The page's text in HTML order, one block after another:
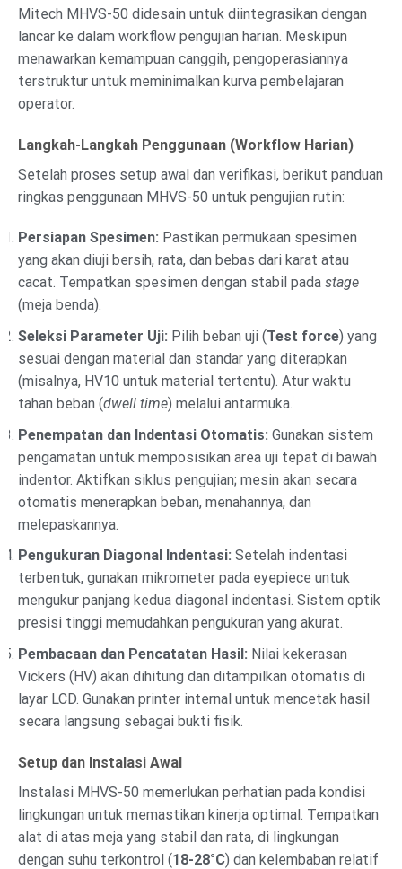
Mitech MHVS-50 didesain untuk diintegrasikan dengan
lancar ke dalam workflow pengujian harian. Meskipun
menawarkan kemampuan canggih, pengoperasiannya
terstruktur untuk meminimalkan kurva pembelajaran
operator.
Langkah-Langkah Penggunaan (Workflow Harian)
Setelah proses setup awal dan verifikasi, berikut panduan
ringkas penggunaan MHVS-50 untuk pengujian rutin:
Persiapan Spesimen: Pastikan permukaan spesimen
yang akan diuji bersih, rata, dan bebas dari karat atau
cacat. Tempatkan spesimen dengan stabil pada stage
(meja benda).
Seleksi Parameter Uji: Pilih beban uji (Test force) yang
sesuai dengan material dan standar yang diterapkan
(misalnya, HV10 untuk material tertentu). Atur waktu
tahan beban (dwell time) melalui antarmuka.
Penempatan dan Indentasi Otomatis: Gunakan sistem
pengamatan untuk memposisikan area uji tepat di bawah
indentor. Aktifkan siklus pengujian; mesin akan secara
otomatis menerapkan beban, menahannya, dan
melepaskannya.
Pengukuran Diagonal Indentasi: Setelah indentasi
terbentuk, gunakan mikrometer pada eyepiece untuk
mengukur panjang kedua diagonal indentasi. Sistem optik
presisi tinggi memudahkan pengukuran yang akurat.
Pembacaan dan Pencatatan Hasil: Nilai kekerasan
Vickers (HV) akan dihitung dan ditampilkan otomatis di
layar LCD. Gunakan printer internal untuk mencetak hasil
secara langsung sebagai bukti fisik.
Setup dan Instalasi Awal
Instalasi MHVS-50 memerlukan perhatian pada kondisi
lingkungan untuk memastikan kinerja optimal. Tempatkan
alat di atas meja yang stabil dan rata, di lingkungan
dengan suhu terkontrol (18-28°C) dan kelembaban relatif